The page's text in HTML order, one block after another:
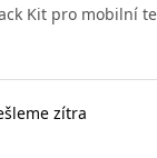
Kit pro mobilní
zítra